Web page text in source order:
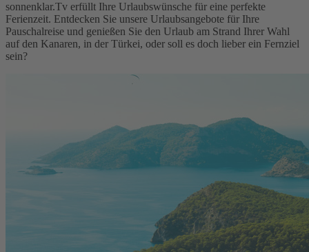
sonnenklar.Tv erfüllt Ihre Urlaubswünsche für eine perfekte
Ferienzeit. Entdecken Sie unsere Urlaubsangebote für Ihre
Pauschalreise und genießen Sie den Urlaub am Strand Ihrer Wahl
auf den Kanaren, in der Türkei, oder soll es doch lieber ein Fernziel
sein?